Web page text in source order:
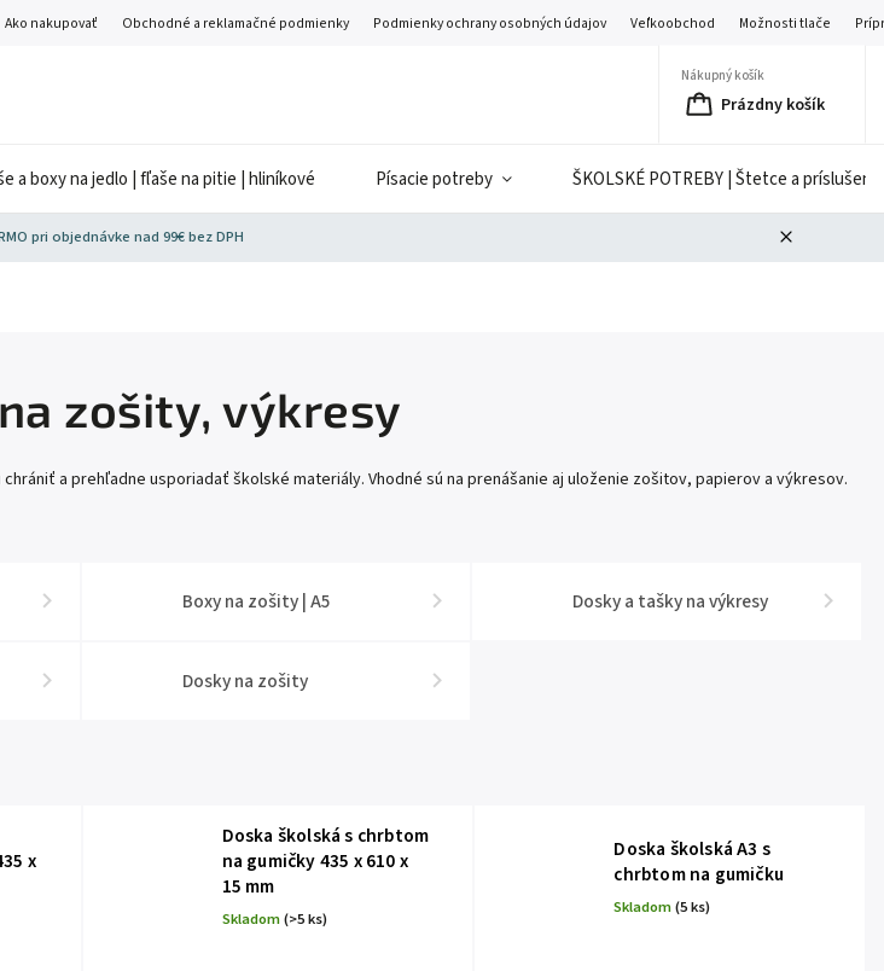
Ako nakupovať Obchodné a reklamačné podmienky Podmienky ochrany osobných údajov Veľkoobchod Možnosti tlače
Nákupný košík
Prázdny košík
a boxy na jedlo | fľaše na pitie | hliníkové Písacie potreby ŠKOLSKÉ POTREBY | Štetce a
pri objednávke nad 99€ bez DPH
zošity, výkresy
a prehľadne usporiadať školské materiály. Vhodné sú na prenášanie aj uloženie zošitov, papierov a výkresov.
Boxy na zošity | A5 Dosky a tašky na výkresy
Dosky na zošity
x
Doska školská s chrbtom
na gumičky 435 x 610 x
15 mm
Skladom(>5 ks)
Doska školská A3 s
chrbtom na gumičku
Skladom(5 ks)